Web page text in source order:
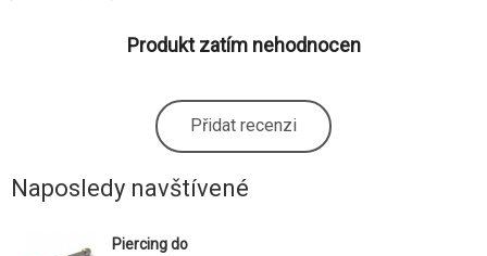
Produkt zatím nehodnocen
Přidat recenzi
Naposledy navštívené
Piercing do